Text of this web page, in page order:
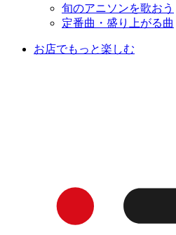
旬のアニソンを歌おう
定番曲・盛り上がる曲
お店でもっと楽しむ